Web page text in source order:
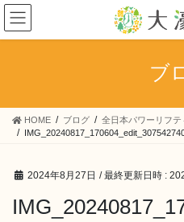
コ
ン
テ
ス
ナ
ビ
ゲ
ン
ブ
HOME ブログ
全日本パワーリフ
2024年8月27日 / 最終更新日時 :